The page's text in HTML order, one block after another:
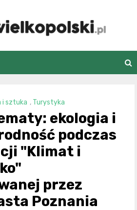
i sztuka , Turystyka
ekologia i
podczas
"Klimat i
przez
Poznania